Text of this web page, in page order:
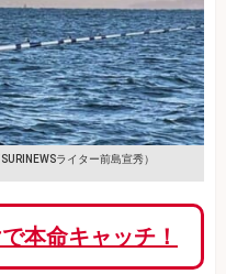
ライター前島宣秀）
本命キャッチ！